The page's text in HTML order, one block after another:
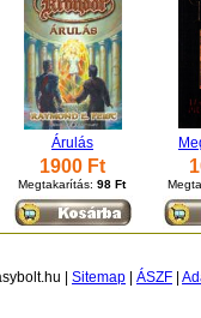
Árulás
1900 Ft
Megtakarítás:98 Ft
| Sitemap ÁSZF